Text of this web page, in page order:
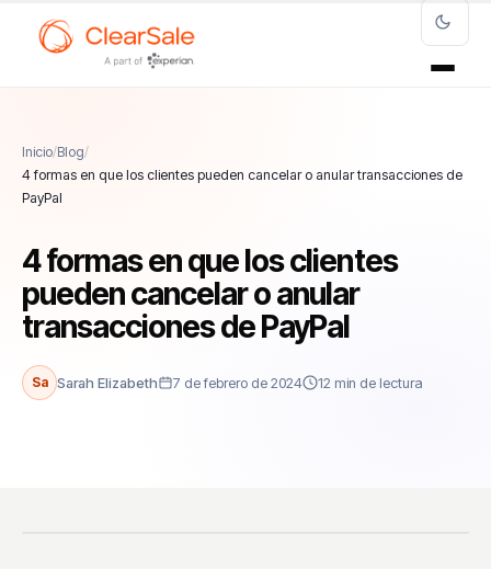
Inicio/Blog/
4 formas en que los clientes pueden cancelar o anular transacciones de
PayPal
4 formas en que los clientes
pueden cancelar o anular
transacciones de PayPal
Sa Sarah Elizabeth 7 de febrero de 2024 12 min de lectura